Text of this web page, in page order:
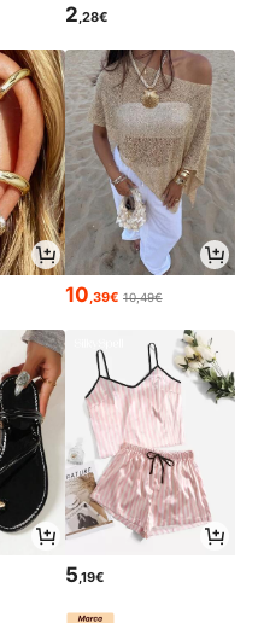
2,28€
10,39€ 10,49€
5,19€